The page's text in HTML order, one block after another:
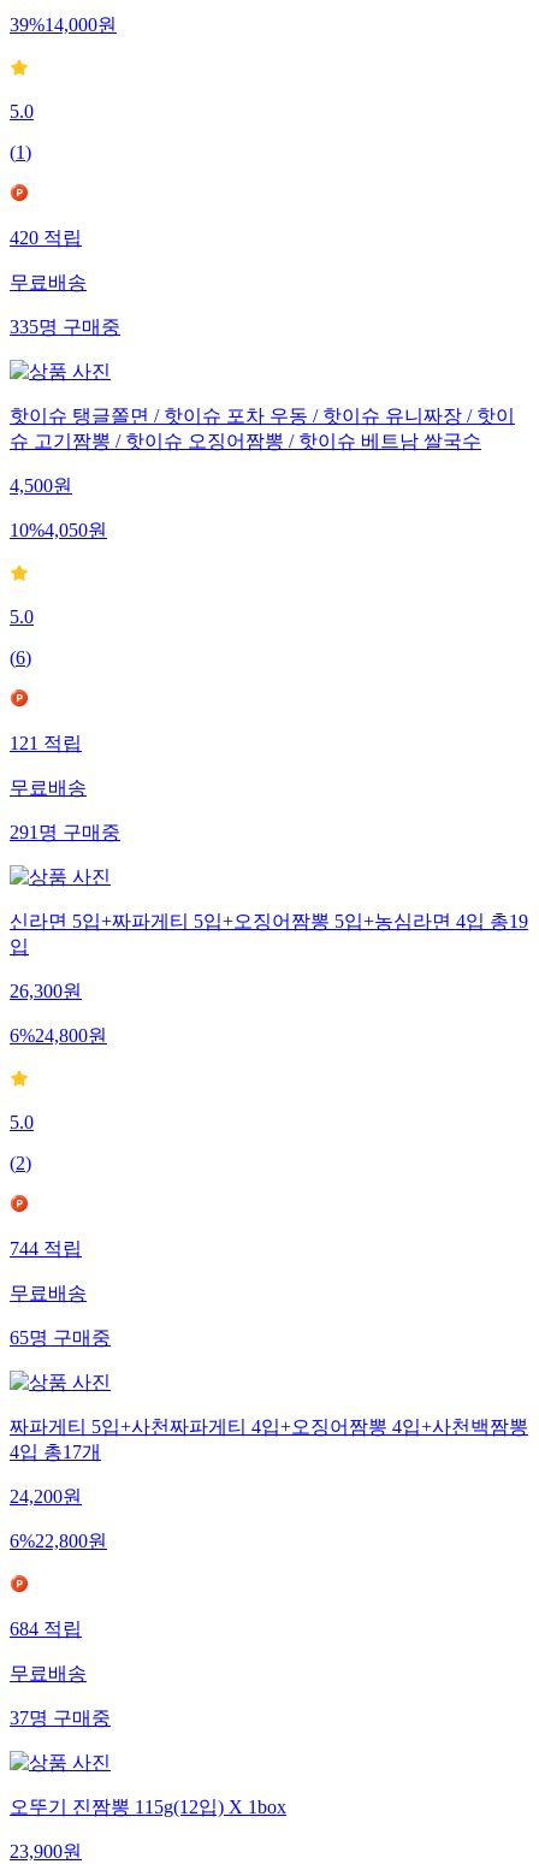
39%14,000원
5.0
(1)
420적립
무료배송
335명구매중
핫이슈 탱글쫄면 / 핫이슈 포차 우동 / 핫이슈 유니짜장 / 핫이
슈 고기짬뽕 / 핫이슈 오징어짬뽕 / 핫이슈 베트남 쌀국수
4,500원
10%4,050원
5.0
(6)
121적립
무료배송
291명구매중
신라면 5입+짜파게티 5입+오징어짬뽕 5입+농심라면 4입 총19
입
26,300원
6%24,800원
5.0
(2)
744적립
무료배송
65명구매중
짜파게티 5입+사천짜파게티 4입+오징어짬뽕 4입+사천백짬뽕
4입 총17개
24,200원
6%22,800원
684적립
무료배송
37명구매중
오뚜기 진짬뽕 115g(12입) X 1box
23,900원